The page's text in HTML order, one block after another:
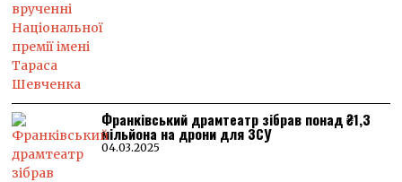
Франківський драмтеатр зібрав понад ₴1,3
мільйона на дрони для ЗСУ
04.03.2025